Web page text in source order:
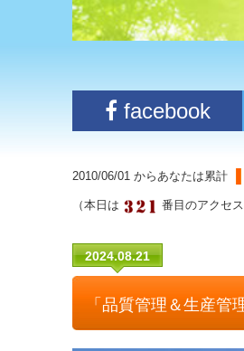
facebook
2010/06/01 からあなたは累計
（本日は 番目のアクセ
2024.08.21
「品質管理＆生産管